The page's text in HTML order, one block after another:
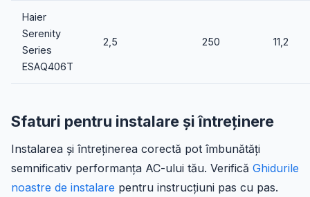
Haier
Serenity
Series
ESAQ406T
2,5 250 11,2
Sfaturi pentru instalare și întreținere
Instalarea și întreținerea corectă pot îmbunătăți
semnificativ performanța AC-ului tău. Verifică Ghidurile
noastre de instalare pentru instrucțiuni pas cu pas.